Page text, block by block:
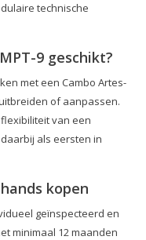
technische
9 geschikt?
met een Cambo Artes-
of aanpassen.
van een
als eersten in
kopen
geïnspecteerd en
minimaal 12 maanden